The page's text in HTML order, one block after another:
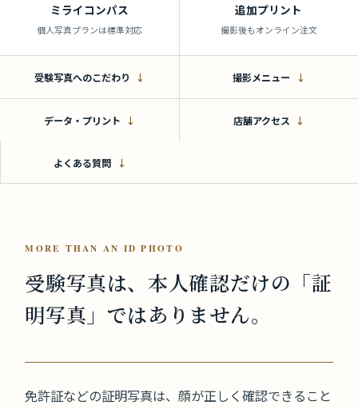
ミライコンパス
個人写真プランは標準対応
追加プリント
撮影後もオンライン注文
受験写真へのこだわり 撮影メニュー
データ・プリント 店舗アクセス
よくある質問
MORE THAN AN ID PHOTO
受験写真は、本人確認だけの 「証
明写真」ではありません。
免許証などの証明写真は、顔が正しく確認できること